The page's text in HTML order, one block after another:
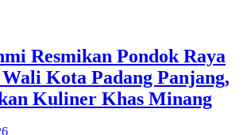
Resmikan Pondok Raya
Kota Padang Panjang,
Kuliner Khas Minang